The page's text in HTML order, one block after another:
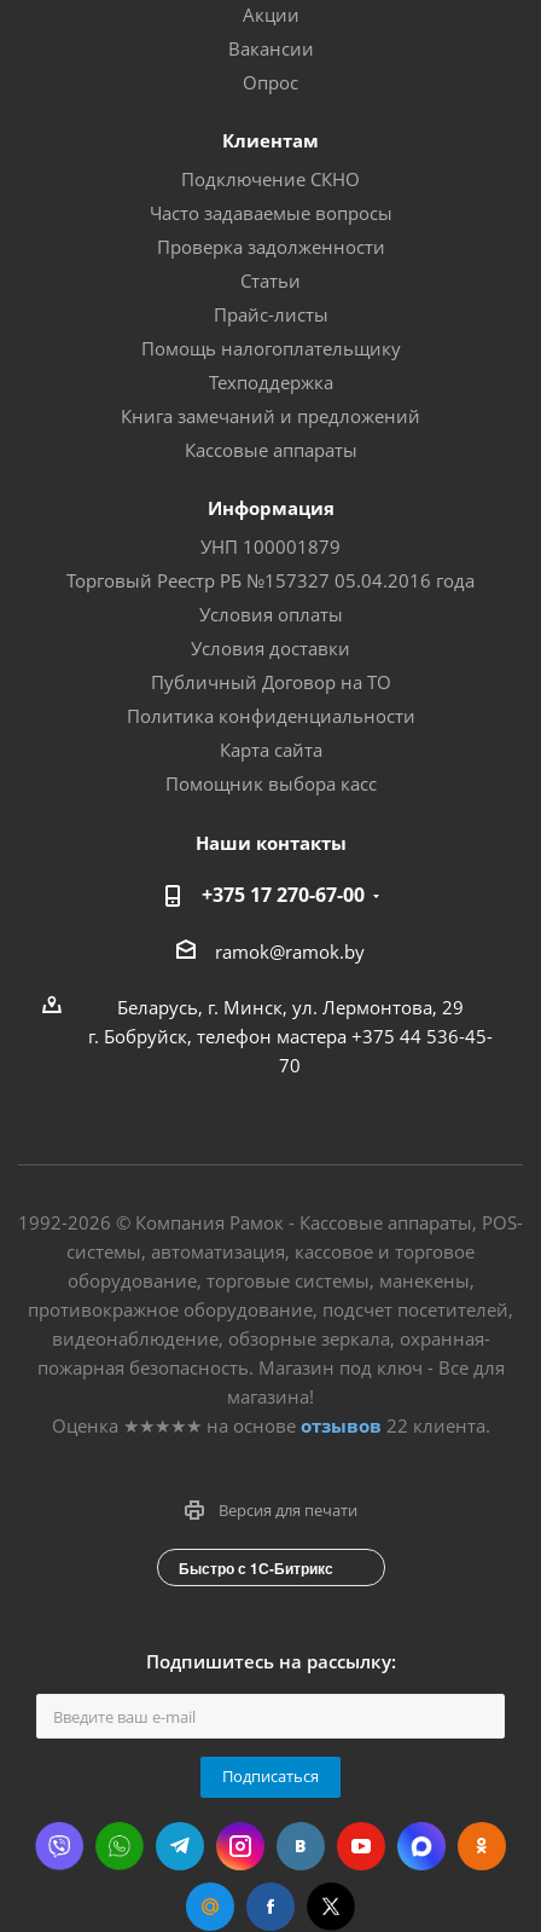
Акции
Вакансии
Опрос
Клиентам
Подключение СКНО
Часто задаваемые вопросы
Проверка задолженности
Статьи
Прайс-листы
Помощь налогоплательщику
Техподдержка
Книга замечаний и предложений
Кассовые аппараты
Информация
УНП 100001879
Торговый Реестр РБ №157327 05.04.2016 года
Условия оплаты
Условия доставки
Публичный Договор на ТО
Политика конфиденциальности
Карта сайта
Помощник выбора касс
Наши контакты
+375 17 270-67-00
ramok@ramok.by
Беларусь, г. Минск, ул. Лермонтова, 29
г. Бобруйск, телефон мастера +375 44 536-45-
70
1992-2026 © Компания Рамок - Кассовые аппараты, POS-
системы, автоматизация, кассовое и торговое
оборудование, торговые системы, манекены,
противокражное оборудование, подсчет посетителей,
видеонаблюдение, обзорные зеркала, охранная-
пожарная безопасность. Магазин под ключ - Все для
магазина!
Оценка ★★★★★ на основе отзывов 22 клиента.
Версия для печати
Быстро с 1С-Битрикс
Подпишитесь на рассылку:
Подписаться